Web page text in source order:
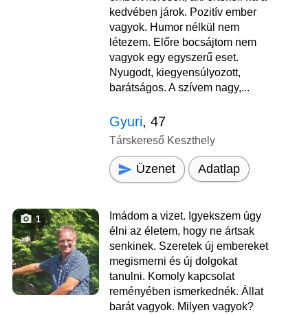
kedvében járok. Pozitív ember
vagyok. Humor nélkül nem
létezem. Előre bocsájtom nem
vagyok egy egyszerű eset.
Nyugodt, kiegyensúlyozott,
barátságos. A szívem nagy,...
Gyuri, 47
Társkereső Keszthely
Üzenet Adatlap
1
Imádom a vizet. Igyekszem úgy
élni az életem, hogy ne ártsak
senkinek. Szeretek új embereket
megismerni és új dolgokat
tanulni. Komoly kapcsolat
reményében ismerkednék. Állat
barát vagyok. Milyen vagyok?